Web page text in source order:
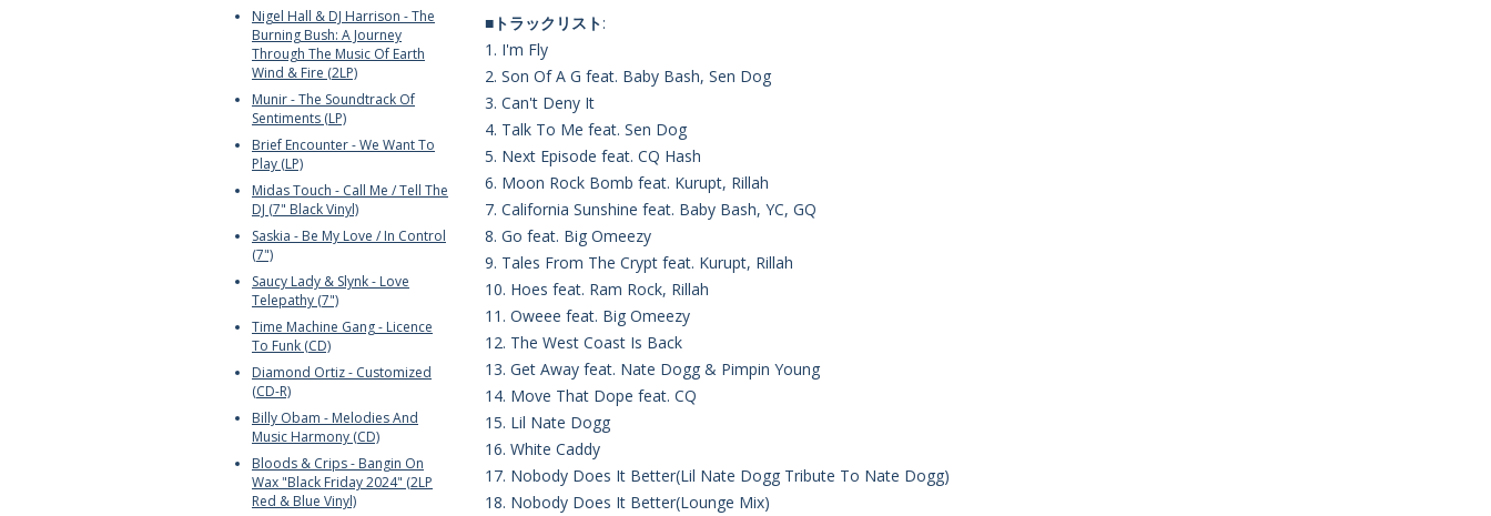
■トラックリスト:
1. I'm Fly
2. Son Of A G feat. Baby Bash, Sen Dog
3. Can't Deny It
4. Talk To Me feat. Sen Dog
5. Next Episode feat. CQ Hash
6. Moon Rock Bomb feat. Kurupt, Rillah
7. California Sunshine feat. Baby Bash, YC, GQ
8. Go feat. Big Omeezy
9. Tales From The Crypt feat. Kurupt, Rillah
10. Hoes feat. Ram Rock, Rillah
11. Oweee feat. Big Omeezy
12. The West Coast Is Back
13. Get Away feat. Nate Dogg & Pimpin Young
14. Move That Dope feat. CQ
15. Lil Nate Dogg
16. White Caddy
17. Nobody Does It Better(Lil Nate Dogg Tribute To Nate Dogg)
18. Nobody Does It Better(Lounge Mix)
Nigel Hall & DJ Harrison - The
Burning Bush: A Journey
Through The Music Of Earth
Wind & Fire (2LP)
Munir - The Soundtrack Of
Sentiments (LP)
Brief Encounter - We Want To
Play (LP)
Midas Touch - Call Me / Tell The
DJ (7" Black Vinyl)
Saskia - Be My Love / In Control
(7")
Saucy Lady & Slynk - Love
Telepathy (7")
Time Machine Gang - Licence
To Funk (CD)
Diamond Ortiz - Customized
(CD-R)
Billy Obam - Melodies And
Music Harmony (CD)
Bloods & Crips - Bangin On
Wax "Black Friday 2024" (2LP
Red & Blue Vinyl)